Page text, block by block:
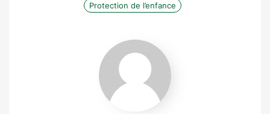
Protection de l’enfance
Rima
Moubayed